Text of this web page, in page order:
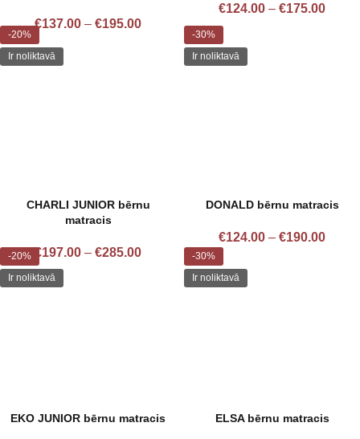
€137.00 – €195.00
€124.00 – €175.00
-20%
Ir noliktavā
CHARLI JUNIOR bērnu
matracis
€197.00 – €285.00
-30%
Ir noliktavā
DONALD bērnu matracis
€124.00 – €190.00
-20%
Ir noliktavā
EKO JUNIOR bērnu matracis
-30%
Ir noliktavā
ELSA bērnu matracis